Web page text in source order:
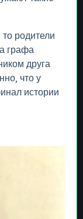
родители
графа
друга
что у
истории